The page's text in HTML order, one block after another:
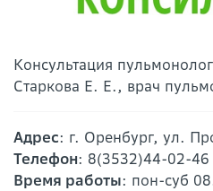
Консультация
Старкова Е. Е., врач
Адрес: г. Оренбург, ул.
Телефон: 8(3532)44-02-46
Время работы: пон-суб